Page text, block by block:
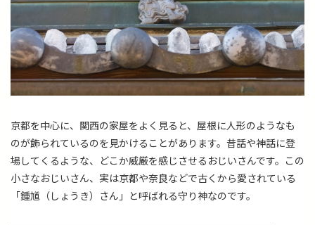
京都を中心に、関西の家屋をよく見ると、屋根に人形のようなも
のが飾られているのを見かけることがあります。昔話や神話に登
場してくるような、どこか威厳を感じさせるおじいさんです。この
小さなおじいさん、実は京都や奈良などで古くから愛されている
「鍾馗（しょうき）さん」と呼ばれる守り神なのです。